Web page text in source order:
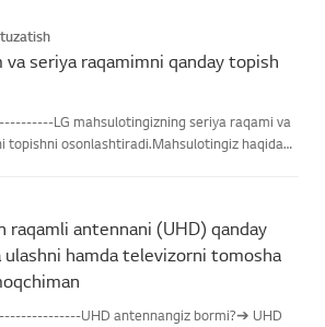
va seriya raqamimni qanday topish
LG mahsulotingizning seriya raqami va
topishni osonlashtiradi.Mahsulotingiz haqidagi
raqamli antennani (UHD) qanday
hamda televizorni tomosha
UHD antennangiz bormi?➔ UHD